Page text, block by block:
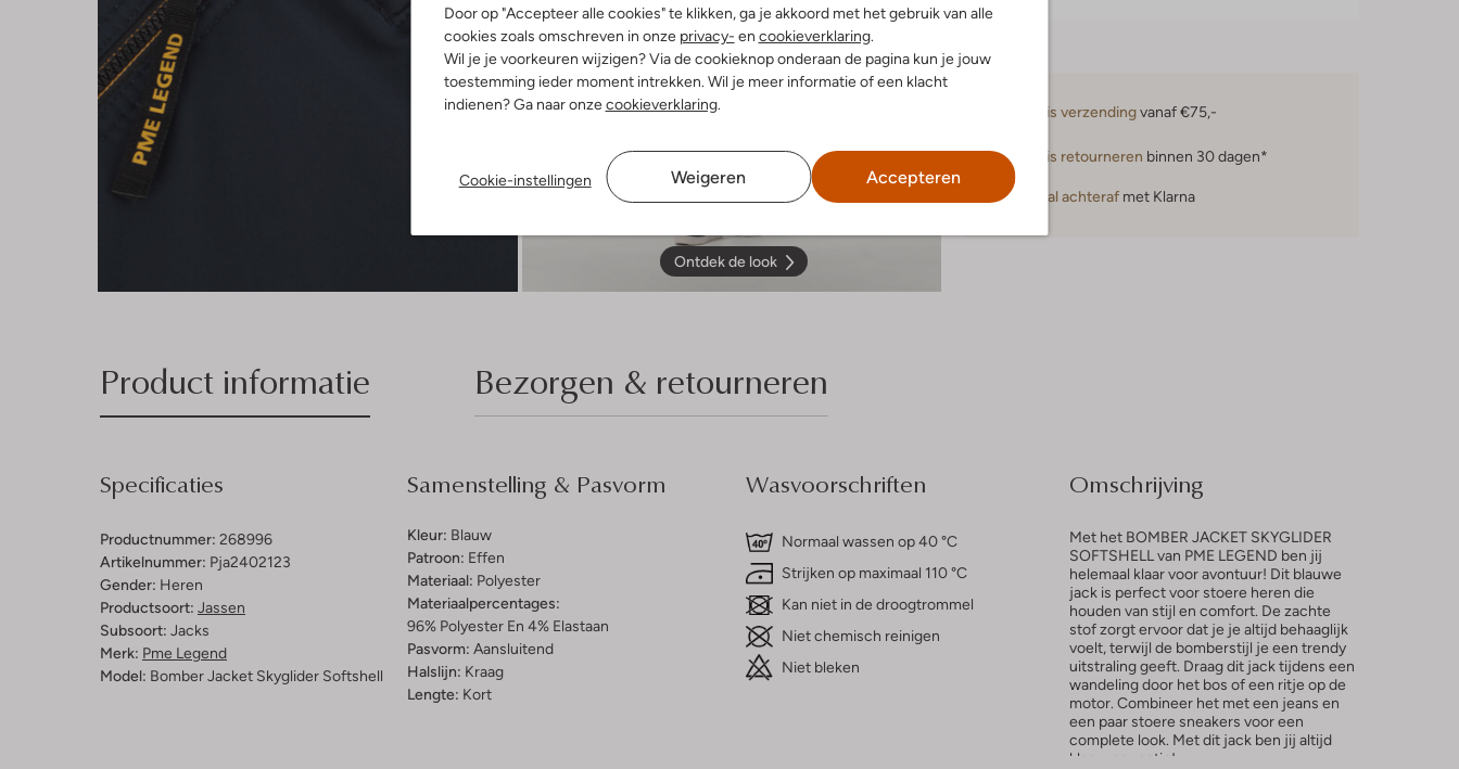
Door op "Accepteer alle cookies" te klikken, ga je akkoord met het gebruik van alle
cookies zoals omschreven in onze privacy- en cookieverklaring.
Wil je je voorkeuren wijzigen? Via de cookieknop onderaan de pagina kun je jouw
toestemming ieder moment intrekken. Wil je meer informatie of een klacht
indienen? Ga naar onzecookieverklaring.
Cookie-instellingen Weigeren Accepteren
Ontdek de look
Gratis verzendingvanaf €75,-
Gratis retourneren binnen 30 dagen*
Betaal achteraf met Klarna
Product informatie Bezorgen & retourneren
Specificaties
Productnummer: 268996
Artikelnummer: Pja2402123
Gender: Heren
Productsoort: Jassen
Subsoort: Jacks
Merk: Pme Legend
Model: Bomber Jacket Skyglider Softshell
Samenstelling & Pasvorm
Kleur: Blauw
Patroon: Effen
Materiaal: Polyester
Materiaalpercentages:
96% Polyester En 4% Elastaan
Pasvorm: Aansluitend
Halslijn: Kraag
Lengte: Kort
Wasvoorschriften
Normaal wassen op 40 °C
Strijken op maximaal 110 °C
Kan niet in de droogtrommel
Niet chemisch reinigen
Niet bleken
Omschrijving
Met het BOMBER JACKET SKYGLIDER
SOFTSHELL van PME LEGEND ben jij
helemaal klaar voor avontuur! Dit blauwe
jack is perfect voor stoere heren die
houden van stijl en comfort. De zachte
stof zorgt ervoor dat je je altijd behaaglijk
voelt, terwijl de bomberstijl je een trendy
uitstraling geeft. Draag dit jack tijdens een
wandeling door het bos of een ritje op de
motor. Combineer het met een jeans en
een paar stoere sneakers voor een
complete look. Met dit jack ben jij altijd
klaar voor actie!